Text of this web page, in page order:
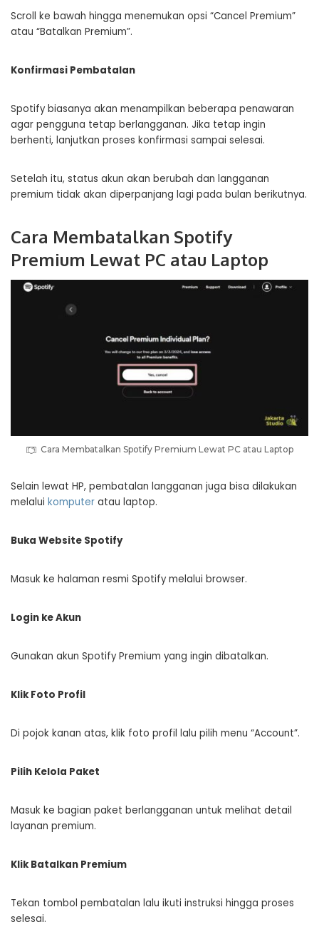
Scroll ke bawah hingga menemukan opsi “Cancel Premium”
atau “Batalkan Premium”.
Konfirmasi Pembatalan
Spotify biasanya akan menampilkan beberapa penawaran
agar pengguna tetap berlangganan. Jika tetap ingin
berhenti, lanjutkan proses konfirmasi sampai selesai.
Setelah itu, status akun akan berubah dan langganan
premium tidak akan diperpanjang lagi pada bulan berikutnya.
Cara Membatalkan Spotify
Premium Lewat PC atau Laptop
Cara Membatalkan Spotify Premium Lewat PC atau Laptop
Selain lewat HP, pembatalan langganan juga bisa dilakukan
melalui komputer atau laptop.
Buka Website Spotify
Masuk ke halaman resmi Spotify melalui browser.
Login ke Akun
Gunakan akun Spotify Premium yang ingin dibatalkan.
Klik Foto Profil
Di pojok kanan atas, klik foto profil lalu pilih menu “Account”.
Pilih Kelola Paket
Masuk ke bagian paket berlangganan untuk melihat detail
layanan premium.
Klik Batalkan Premium
Tekan tombol pembatalan lalu ikuti instruksi hingga proses
selesai.